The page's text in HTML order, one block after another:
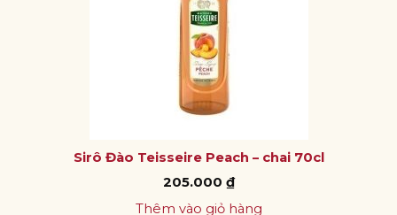
Sirô Đào Teisseire Peach – chai 70cl
205.000 ₫
Thêm vào giỏ hàng